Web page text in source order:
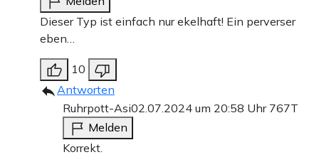
Dieser Typ ist einfach nur ekelhaft! Ein perverser
eben…
10
Antworten
Ruhrpott-Asi02.07.2024 um 20:58 Uhr 767T
Melden
Korrekt.